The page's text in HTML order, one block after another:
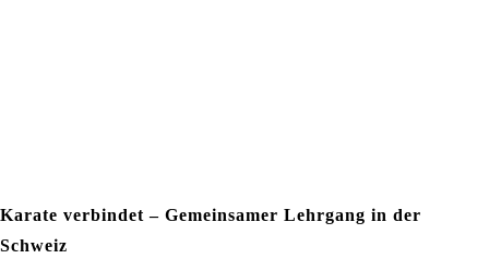
Karate verbindet – Gemeinsamer Lehrgang in der
Schweiz